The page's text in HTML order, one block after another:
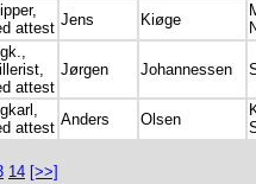
attest Jens Kiøge
attest
Jørgen Johannessen
attest Anders Olsen
14 [>>]